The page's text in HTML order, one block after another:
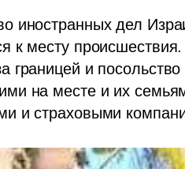
иностранных дел
к месту
границей и
на месте и их
и страховыми